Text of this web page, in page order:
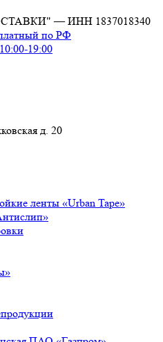
— ИНН 1837018340
по РФ
19:00
д. 20
ленты «Urban Tape»